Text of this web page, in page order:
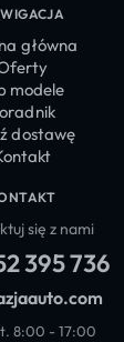
główna
modele
dostawę
się z nami
395 736
8:00 - 17:00